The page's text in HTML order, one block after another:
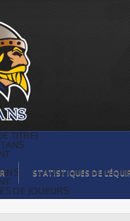
3-2 par les Spartans |
TITRE)
DE JOUEURS
STATISTIQUES DE